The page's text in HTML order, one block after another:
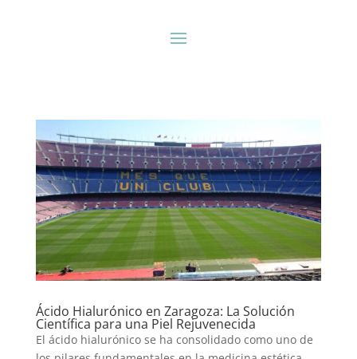
Ácido Hialurónico en Zaragoza: La Solución
Científica para una Piel Rejuvenecida
El ácido hialurónico se ha consolidado como uno de